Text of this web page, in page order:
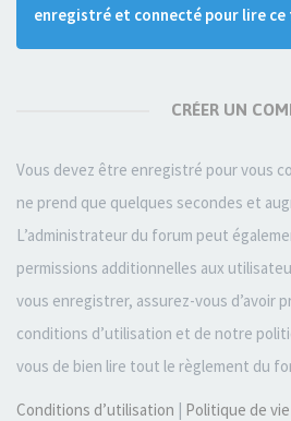
enregistré et connecté pour lire ce
CRÉER UN
Vous devez être enregistré pour vous
ne prend que quelques secondes et
L’administrateur du forum peut
permissions additionnelles aux
vous enregistrer, assurez-vous d’avoir
conditions d’utilisation et de notre
vous de bien lire tout le règlement du
Conditions d’utilisation | Politique de